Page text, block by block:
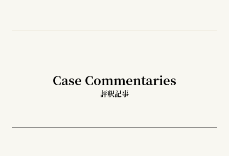
Case Commentaries
評釈記事